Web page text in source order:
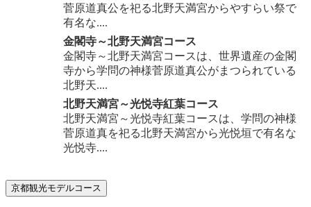
菅原道真公を祀る北野天満宮からやすらい祭で
有名な....
金閣寺～北野天満宮コース
金閣寺～北野天満宮コースは、世界遺産の金閣
寺から学問の神様菅原道真公がまつられている
北野天....
北野天満宮～光悦寺紅葉コース
北野天満宮～光悦寺紅葉コースは、学問の神様
菅原道真を祀る北野天満宮から光悦垣で有名な
光悦寺....
京都観光モデルコース